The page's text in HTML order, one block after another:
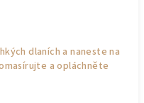
dlaních a naneste na
a opláchněte